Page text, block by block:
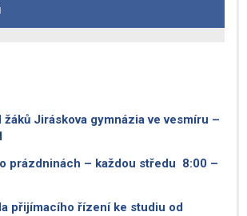
žáků Jiráskova gymnázia ve vesmíru –
prázdninách – každou středu 8:00 –
přijímacího řízení ke studiu od